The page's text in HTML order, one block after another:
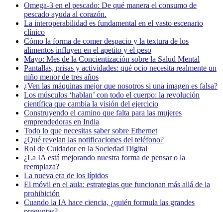
Omega-3 en el pescado: De qué manera el consumo de
pescado ayuda al corazón.
La interoperabilidad es fundamental en el vasto escenario
clínico
Cómo la forma de comer despacio y la textura de los
alimentos influyen en el apetito y el peso
Mayo: Mes de la Concientización sobre la Salud Mental
Pantallas, prisas y actividades: qué ocio necesita realmente un
niño menor de tres años
¿Ven las máquinas mejor que nosotros si una imagen es falsa?
Los músculos ‘hablan’ con todo el cuerpo: la revolución
científica que cambia la visión del ejercicio
Construyendo el camino que falta para las mujeres
emprendedoras en India
Todo lo que necesitas saber sobre Ethernet
¿Qué revelan las notificaciones del teléfono?
Rol de Cuidador en la Sociedad Digital
¿La IA está mejorando nuestra forma de pensar o la
reemplaza?
La nueva era de los lípidos
El móvil en el aula: estrategias que funcionan más allá de la
prohibición
Cuando la IA hace ciencia, ¿quién formula las grandes